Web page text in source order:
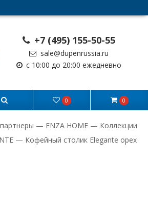
+7 (495) 155-50-55
sale@dupenrussia.ru
с 10:00 до 20:00 ежедневно
0 0
— ENZA HOME — Коллекции
— Кофейный столик Elegante орех